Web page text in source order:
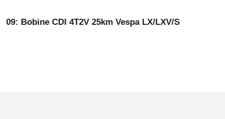
09: Bobine CDI 4T2V 25km Vespa LX/LXV/S